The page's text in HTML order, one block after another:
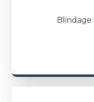
Blindage